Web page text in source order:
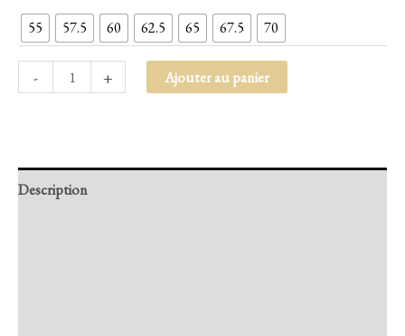
55 57.5 60 62.5 65 67.5 70
- + Ajouter au panier
Description